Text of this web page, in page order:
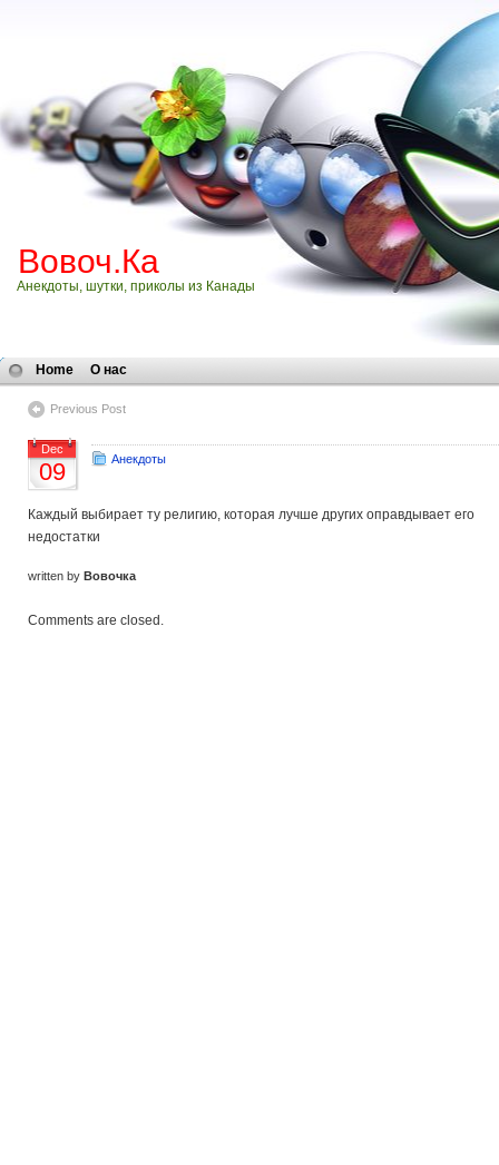
Вовоч.Ка
Анекдоты, шутки, приколы из Канады
Home О нас
Previous Post
Dec
09 Анекдоты
Каждый выбирает ту религию, которая лучше других оправдывает его
недостатки
written by Вовочка
Comments are closed.